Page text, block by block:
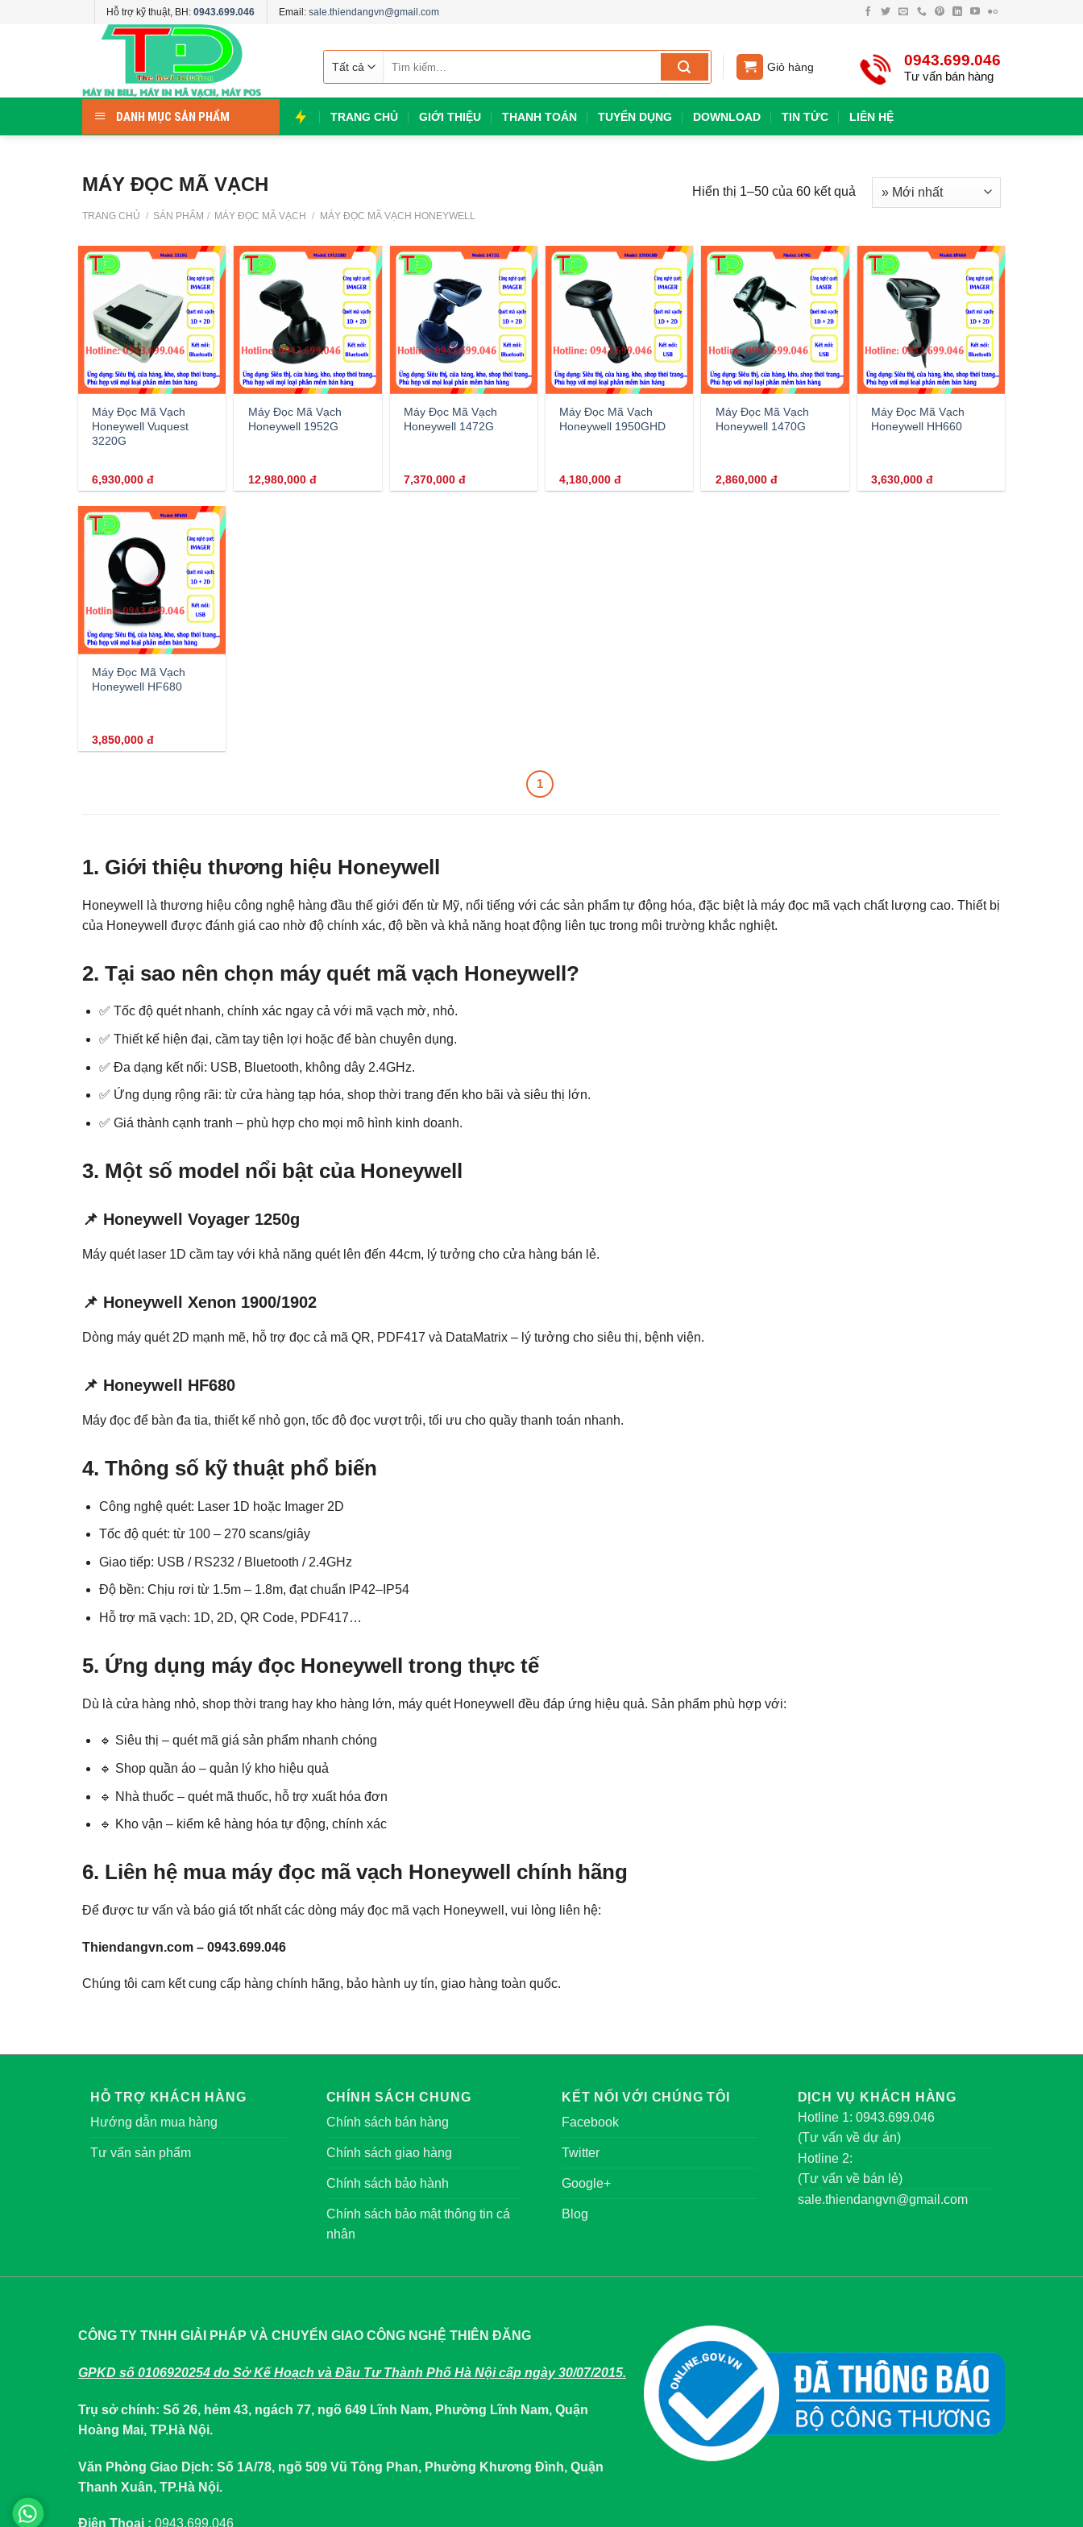
Hỗ trợ kỹ thuật, BH: 0943.699.046 Email: sale.thiendangvn@gmail.com
kiếm:
Giỏ hàng 0943.699.046
Tư vấn bán hàng
DANH MỤC SẢN PHẨM TRANG CHỦ GIỚI THIỆU THANH TOÁN TUYỂN DỤNG DOWNLOAD TIN TỨC LIÊN HỆ
MÁY ĐỌC MÃ VẠCH
TRANG CHỦ / SẢN PHẨM / MÁY ĐỌC MÃ VẠCH / MÁY ĐỌC MÃ VẠCH HONEYWELL
Hiển thị 1–50 của 60 kết quả
Máy Đọc Mã Vạch
Honeywell Vuquest
3220G
6,930,000đ
Máy Đọc Mã Vạch
Honeywell 1952G
12,980,000 đ
Máy Đọc Mã Vạch
Honeywell 1472G
7,370,000 đ
Máy Đọc Mã Vạch
Honeywell 1950GHD
4,180,000đ
Máy Đọc Mã Vạch
Honeywell 1470G
2,860,000 đ
Máy Đọc Mã Vạch
Honeywell HH660
3,630,000 đ
Máy Đọc Mã Vạch
Honeywell HF680
3,850,000đ
1
1. Giới thiệu thương hiệu Honeywell
Honeywell là thương hiệu công nghệ hàng đầu thế giới đến từ Mỹ, nổi tiếng với các sản phẩm tự động hóa, đặc biệt là máy đọc mã vạch chất lượng cao. Thiết bị
của Honeywell được đánh giá cao nhờ độ chính xác, độ bền và khả năng hoạt động liên tục trong môi trường khắc nghiệt.
2. Tại sao nên chọn máy quét mã vạch Honeywell?
✅ Tốc độ quét nhanh, chính xác ngay cả với mã vạch mờ, nhỏ.
✅ Thiết kế hiện đại, cầm tay tiện lợi hoặc để bàn chuyên dụng.
✅ Đa dạng kết nối: USB, Bluetooth, không dây 2.4GHz.
✅ Ứng dụng rộng rãi: từ cửa hàng tạp hóa, shop thời trang đến kho bãi và siêu thị lớn.
✅ Giá thành cạnh tranh – phù hợp cho mọi mô hình kinh doanh.
3. Một số model nổi bật của Honeywell
📌 Honeywell Voyager 1250g
Máy quét laser 1D cầm tay với khả năng quét lên đến 44cm, lý tưởng cho cửa hàng bán lẻ.
📌 Honeywell Xenon 1900/1902
Dòng máy quét 2D mạnh mẽ, hỗ trợ đọc cả mã QR, PDF417 và DataMatrix – lý tưởng cho siêu thị, bệnh viện.
📌 Honeywell HF680
Máy đọc để bàn đa tia, thiết kế nhỏ gọn, tốc độ đọc vượt trội, tối ưu cho quầy thanh toán nhanh.
4. Thông số kỹ thuật phổ biến
Công nghệ quét: Laser 1D hoặc Imager 2D
Tốc độ quét: từ 100 – 270 scans/giây
Giao tiếp: USB / RS232 / Bluetooth / 2.4GHz
Độ bền: Chịu rơi từ 1.5m – 1.8m, đạt chuẩn IP42–IP54
Hỗ trợ mã vạch: 1D, 2D, QR Code, PDF417…
5. Ứng dụng máy đọc Honeywell trong thực tế
Dù là cửa hàng nhỏ, shop thời trang hay kho hàng lớn, máy quét Honeywell đều đáp ứng hiệu quả. Sản phẩm phù hợp với:
🔹 Siêu thị – quét mã giá sản phẩm nhanh chóng
🔹 Shop quần áo – quản lý kho hiệu quả
🔹 Nhà thuốc – quét mã thuốc, hỗ trợ xuất hóa đơn
🔹 Kho vận – kiểm kê hàng hóa tự động, chính xác
6. Liên hệ mua máy đọc mã vạch Honeywell chính hãng
Để được tư vấn và báo giá tốt nhất các dòng máy đọc mã vạch Honeywell, vui lòng liên hệ:
Thiendangvn.com – 0943.699.046
Chúng tôi cam kết cung cấp hàng chính hãng, bảo hành uy tín, giao hàng toàn quốc.
HỖ TRỢ KHÁCH HÀNG
Hướng dẫn mua hàng
Tư vấn sản phẩm
CHÍNH SÁCH CHUNG
Chính sách bán hàng
Chính sách giao hàng
Chính sách bảo hành
Chính sách bảo mật thông tin cá
nhân
KẾT NỐI VỚI CHÚNG TÔI
Facebook
Twitter
Google+
Blog
DỊCH VỤ KHÁCH HÀNG
Hotline 1: 0943.699.046
(Tư vấn về dự án)
Hotline 2:
(Tư vấn về bán lẻ)
sale.thiendangvn@gmail.com
CÔNG TY TNHH GIẢI PHÁP VÀ CHUYỂN GIAO CÔNG NGHỆ THIÊN ĐĂNG
GPKD số 0106920254 do Sở Kế Hoạch và Đầu Tư Thành Phố Hà Nội cấp ngày 30/07/2015.
Trụ sở chính: Số 26, hẻm 43, ngách 77, ngõ 649 Lĩnh Nam, Phường Lĩnh Nam, Quận
Hoàng Mai, TP.Hà Nội.
Văn Phòng Giao Dịch: Số 1A/78, ngõ 509 Vũ Tông Phan, Phường Khương Đình, Quận
Thanh Xuân, TP.Hà Nội.
Điện Thoại : 0943.699.046